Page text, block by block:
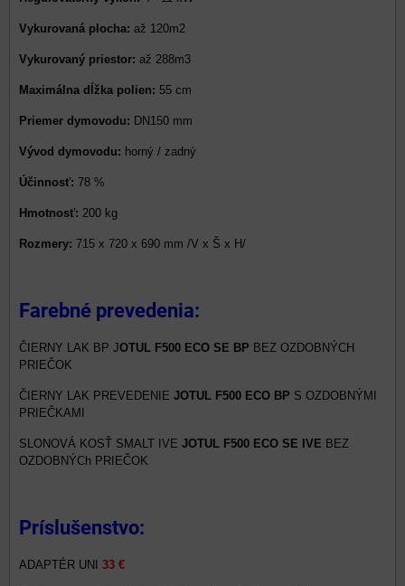
Vykurovaná plocha: až 120m2
Vykurovaný priestor: až 288m3
Maximálna dĺžka polien: 55 cm
Priemer dymovodu: DN150 mm
Vývod dymovodu: horný / zadný
Účinnosť: 78 %
Hmotnosť: 200 kg
Rozmery: 715 x 720 x 690 mm /V x Š x H/
Farebné prevedenia:
ČIERNY LAK BP JOTUL F500 ECO SE BP BEZ OZDOBNÝCH
PRIEČOK
ČIERNY LAK PREVEDENIE JOTUL F500 ECO BP S OZDOBNÝMI
PRIEČKAMI
SLONOVÁ KOSŤ SMALT IVE JOTUL F500 ECO SE IVE BEZ
OZDOBNÝCh PRIEČOK
Príslušenstvo:
ADAPTÉR UNI 33 €